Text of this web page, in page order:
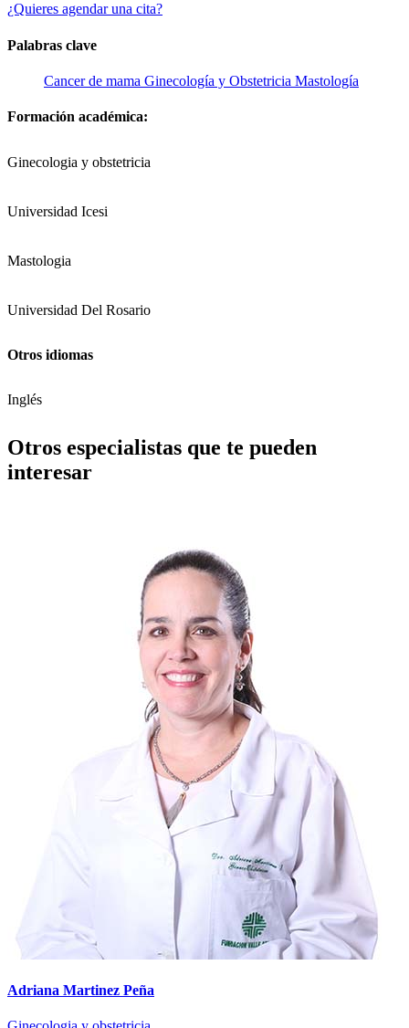
¿Quieres agendar una cita?
Palabras clave
Cancer de mama Ginecología y Obstetricia Mastología
Formación académica:
Ginecologia y obstetricia
Universidad Icesi
Mastologia
Universidad Del Rosario
Otros idiomas
Inglés
Otros especialistas que te pueden
interesar
Adriana Martinez Peña